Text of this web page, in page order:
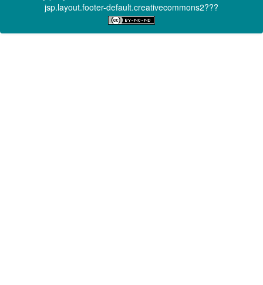
jsp.layout.footer-default.creativecommons2???